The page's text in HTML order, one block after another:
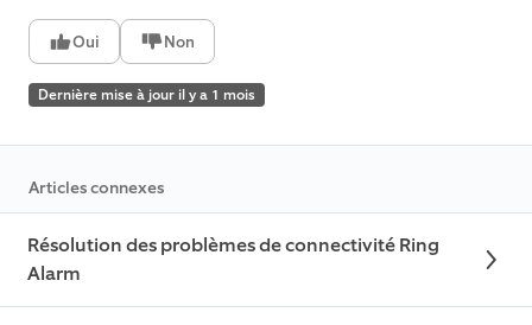
Oui Non
Dernière mise à jour il y a 1 mois
Articles connexes
Résolution des problèmes de connectivité Ring
Alarm